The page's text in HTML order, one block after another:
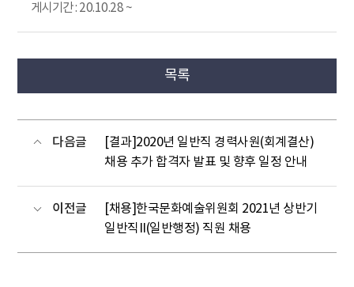
게시기간 : 20.10.28 ~
목록
다음글
[결과]2020년 일반직 경력사원(회계결산)
채용 추가 합격자 발표 및 향후 일정 안내
이전글
[채용]한국문화예술위원회 2021년 상반기
일반직II(일반행정) 직원 채용